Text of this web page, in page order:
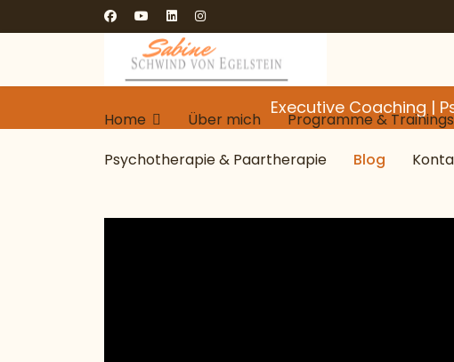
Home Über mich Programme & Trainings
Psychotherapie & Paartherapie
Blog
Executive Coaching |